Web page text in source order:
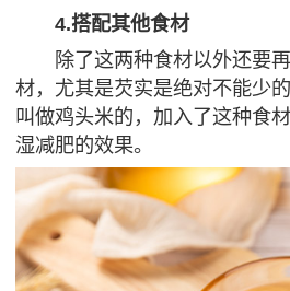
4.搭配其他食材
除了这两种食材以外还要
材，尤其是芡实是绝对不能少
叫做鸡头米的，加入了这种食
湿减肥的效果。